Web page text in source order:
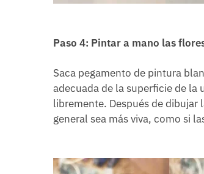
Paso 4: Pintar a mano las
Saca pegamento de pintura
adecuada de la superficie de la
libremente. Después de
general sea más viva, como si